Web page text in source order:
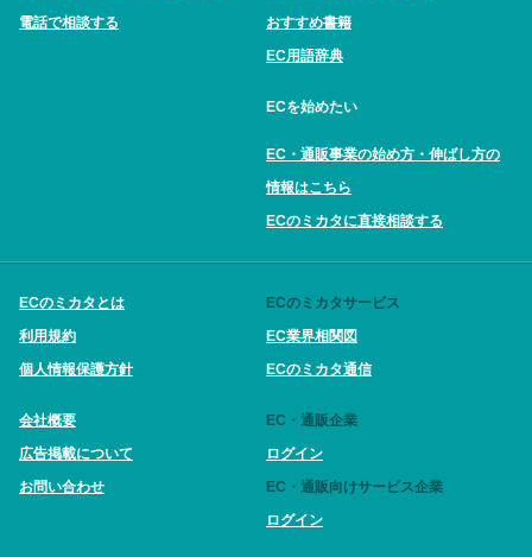
電話で相談する
おすすめ書籍
EC用語辞典
ECを始めたい
EC・通販事業の始め方・伸ばし方の
情報はこちら
ECのミカタに直接相談する
ECのミカタとは
利用規約
個人情報保護方針
会社概要
広告掲載について
お問い合わせ
ECのミカタサービス
EC業界相関図
ECのミカタ通信
EC・通販企業
ログイン
EC・通販向けサービス企業
ログイン